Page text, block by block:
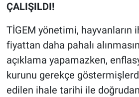
ÇALIŞILDI!
TİGEM yönetimi, hayvanların
fiyattan daha pahalı
açıklama yapamazken,
kurunu gerekçe
edilen ihale tarihi ile doğrudan